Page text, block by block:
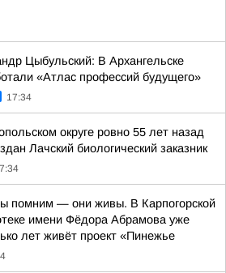
Цыбульский: В Архангельске
«Атлас профессий будущего»
17:34
округе ровно 55 лет назад
Лачский биологический заказник
помним — они живы. В Карпогорской
имени Фёдора Абрамова уже
лет живёт проект «Пинежье